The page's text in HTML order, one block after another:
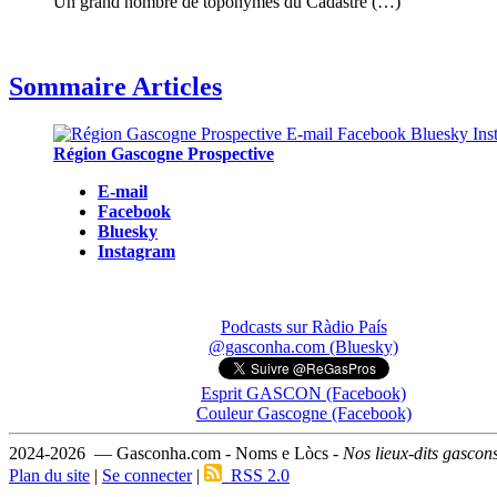
Sommaire Articles
Région Gascogne Prospective
E-mail
Facebook
Bluesky
Instagram
Podcasts sur Ràdio País
@gasconha.com (Bluesky)
Esprit GASCON (Facebook)
Couleur Gascogne (Facebook)
2024-2026 — Gasconha.com - Noms e Lòcs - Nos lieux-dits
Plan du site | Se connecter| RSS 2.0